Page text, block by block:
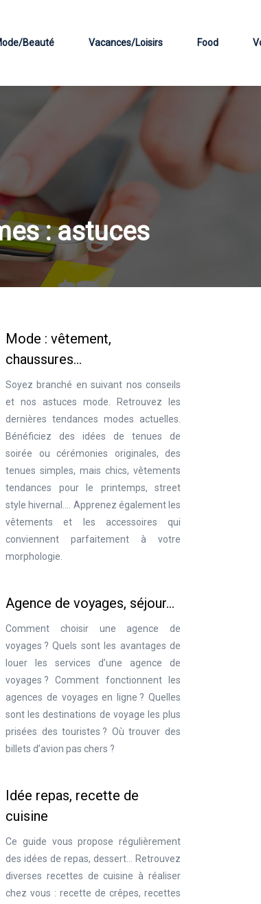
Beauté Vacances/Loisirs Food
: astuces
Mode : vêtement,
chaussures…
Soyez branché en suivant nos conseils
et nos astuces mode. Retrouvez les
dernières tendances modes actuelles.
Bénéficiez des idées de tenues de
soirée ou cérémonies originales, des
tenues simples, mais chics, vêtements
tendances pour le printemps, street
style hivernal…. Apprenez également les
vêtements et les accessoires qui
conviennent parfaitement à votre
morphologie.
Agence de voyages, séjour…
Comment choisir une agence de
voyages ? Quels sont les avantages de
louer les services d’une agence de
voyages ? Comment fonctionnent les
agences de voyages en ligne ? Quelles
sont les destinations de voyage les plus
prisées des touristes ? Où trouver des
billets d’avion pas chers ?
Idée repas, recette de
cuisine
Ce guide vous propose régulièrement
des idées de repas, dessert… Retrouvez
diverses recettes de cuisine à réaliser
chez vous : recette de crêpes, recettes